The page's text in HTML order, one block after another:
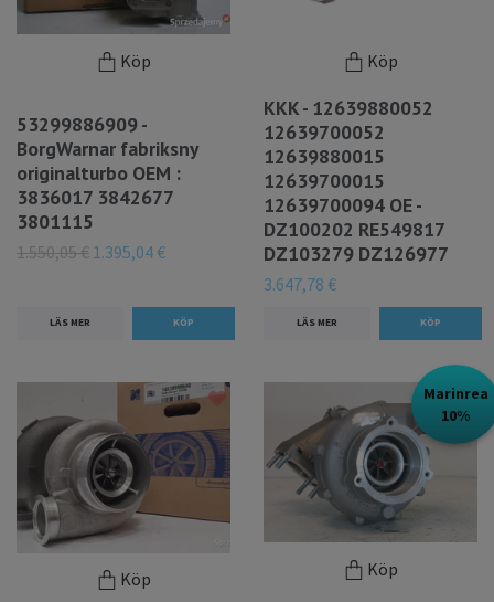
Köp
53299886909 -
BorgWarnar fabriksny
originalturbo OEM :
3836017 3842677
3801115
1.550,05 € 1.395,04 €
LÄS MER
Köp
KKK - 12639880052
12639700052
12639880015
12639700015
12639700094 OE -
DZ100202 RE549817
DZ103279 DZ126977
3.647,78 €
LÄS MER
Köp
Marinrea
10%
Köp